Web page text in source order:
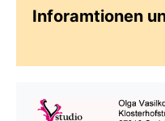
Inforamtionen